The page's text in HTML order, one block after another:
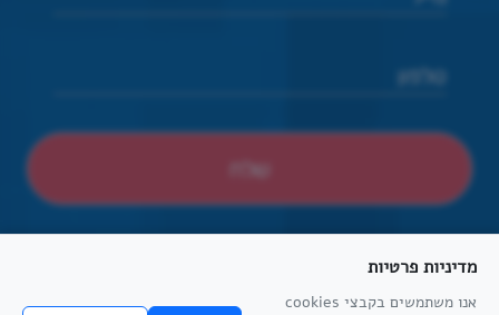
מדיניות פרטיות
אנו משתמשים בקבצי cookies